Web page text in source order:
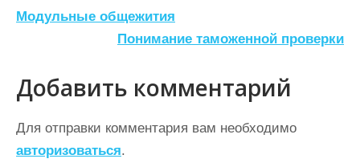
Н
в
и
г
а
Модульные общежития
Понимание таможенной проверки
Добавить комментарий
Для отправки комментария вам необходимо
авторизоваться.